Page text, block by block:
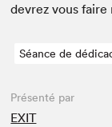
devrez vous
Séance de
Présenté par
EXIT